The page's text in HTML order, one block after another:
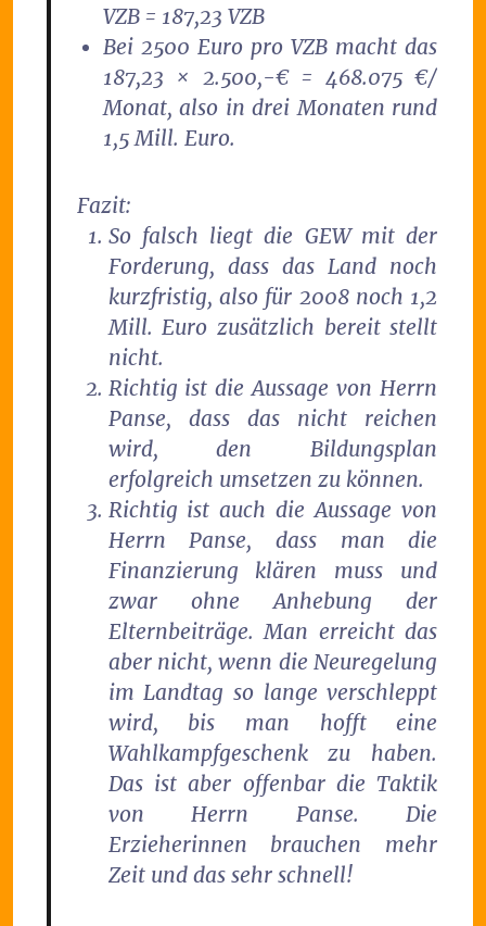
VZB = 187,23 VZB
Bei 2500 Euro pro VZB macht das
187,23 × 2.500,-€ = 468.075 €/
Monat, also in drei Monaten rund
1,5 Mill. Euro.
Fazit:
So falsch liegt die GEW mit der
Forderung, dass das Land noch
kurzfristig, also für 2008 noch 1,2
Mill. Euro zusätzlich bereit stellt
nicht.
Richtig ist die Aussage von Herrn
Panse, dass das nicht reichen
wird, den Bildungsplan
erfolgreich umsetzen zu können.
Richtig ist auch die Aussage von
Herrn Panse, dass man die
Finanzierung klären muss und
zwar ohne Anhebung der
Elternbeiträge. Man erreicht das
aber nicht, wenn die Neuregelung
im Landtag so lange verschleppt
wird, bis man hofft eine
Wahlkampfgeschenk zu haben.
Das ist aber offenbar die Taktik
von Herrn Panse. Die
Erzieherinnen brauchen mehr
Zeit und das sehr schnell!